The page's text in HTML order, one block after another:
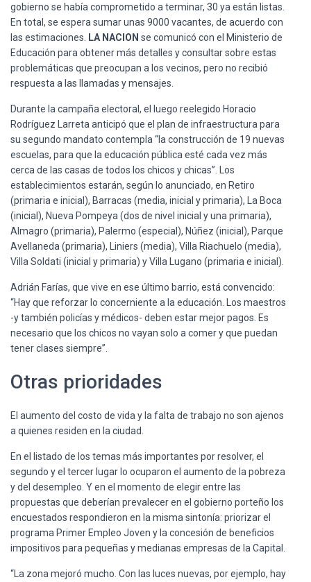
gobierno se había comprometido a terminar, 30 ya están listas.
En total, se espera sumar unas 9000 vacantes, de acuerdo con
las estimaciones.
LA NACION se comunicó con el Ministerio de
Educación para obtener más detalles y consultar sobre estas
problemáticas que preocupan a los vecinos, pero no recibió
respuesta a las llamadas y mensajes.
Durante la campaña electoral, el luego reelegido Horacio
Rodríguez Larreta anticipó que el plan de infraestructura para
su segundo mandato contempla “la construcción de 19 nuevas
escuelas, para que la educación pública esté cada vez más
cerca de las casas de todos los chicos y chicas”. Los
establecimientos estarán, según lo anunciado, en Retiro
(primaria e inicial), Barracas (media, inicial y primaria), La Boca
(inicial), Nueva Pompeya (dos de nivel inicial y una primaria),
Almagro (primaria), Palermo (especial), Núñez (inicial), Parque
Avellaneda (primaria), Liniers (media), Villa Riachuelo (media),
Villa Soldati (inicial y primaria) y Villa Lugano (primaria e inicial).
Adrián Farías, que vive en ese último barrio, está convencido:
“Hay que reforzar lo concerniente a la educación. Los maestros
-y también policías y médicos- deben estar mejor pagos. Es
necesario que los chicos no vayan solo a comer y que puedan
tener clases siempre”.
Otras prioridades
El aumento del costo de vida y la falta de trabajo no son ajenos
a quienes residen en la ciudad.
En el listado de los temas más importantes por resolver, el
segundo y el tercer lugar lo ocuparon el aumento de la pobreza
y del desempleo. Y en el momento de elegir entre las
propuestas que deberían prevalecer en el gobierno porteño los
encuestados respondieron en la misma sintonía: priorizar el
programa Primer Empleo Joven y la concesión de beneficios
impositivos para pequeñas y medianas empresas de la Capital.
“La zona mejoró mucho. Con las luces nuevas, por ejemplo, hay